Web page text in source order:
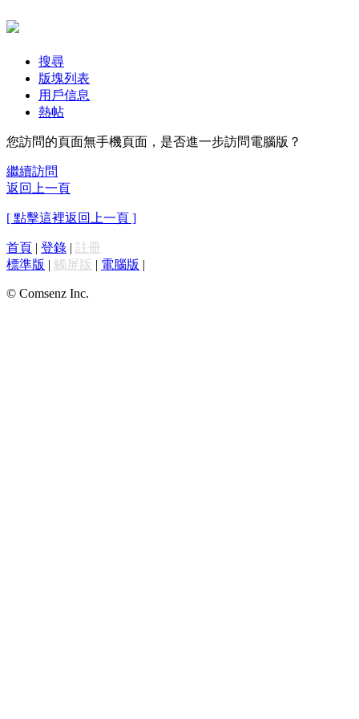
搜尋
版塊列表
用戶信息
熱帖
您訪問的頁面無手機頁面，是否進一步訪問電腦版？
繼續訪問
返回上一頁
[ 點擊這裡返回上一頁 ]
首頁 | 登錄 | 註冊
標準版 | 觸屏版 | 電腦版 |
© Comsenz Inc.